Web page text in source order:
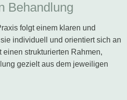
Behandlung
folgt einem klaren und
individuell und orientiert sich an
einen strukturierten Rahmen,
gezielt aus dem jeweiligen